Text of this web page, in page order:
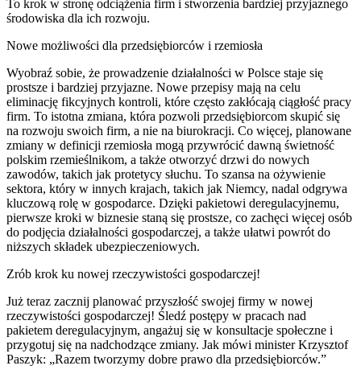
To krok w stronę odciążenia firm i stworzenia bardziej przyjaznego
środowiska dla ich rozwoju.
Nowe możliwości dla przedsiębiorców i rzemiosła
Wyobraź sobie, że prowadzenie działalności w Polsce staje się
prostsze i bardziej przyjazne. Nowe przepisy mają na celu
eliminację fikcyjnych kontroli, które często zakłócają ciągłość pracy
firm. To istotna zmiana, która pozwoli przedsiębiorcom skupić się
na rozwoju swoich firm, a nie na biurokracji. Co więcej, planowane
zmiany w definicji rzemiosła mogą przywrócić dawną świetność
polskim rzemieślnikom, a także otworzyć drzwi do nowych
zawodów, takich jak protetycy słuchu. To szansa na ożywienie
sektora, który w innych krajach, takich jak Niemcy, nadal odgrywa
kluczową rolę w gospodarce. Dzięki pakietowi deregulacyjnemu,
pierwsze kroki w biznesie staną się prostsze, co zachęci więcej osób
do podjęcia działalności gospodarczej, a także ułatwi powrót do
niższych składek ubezpieczeniowych.
Zrób krok ku nowej rzeczywistości gospodarczej!
Już teraz zacznij planować przyszłość swojej firmy w nowej
rzeczywistości gospodarczej! Śledź postępy w pracach nad
pakietem deregulacyjnym, angażuj się w konsultacje społeczne i
przygotuj się na nadchodzące zmiany. Jak mówi minister Krzysztof
Paszyk: „Razem tworzymy dobre prawo dla przedsiębiorców.”